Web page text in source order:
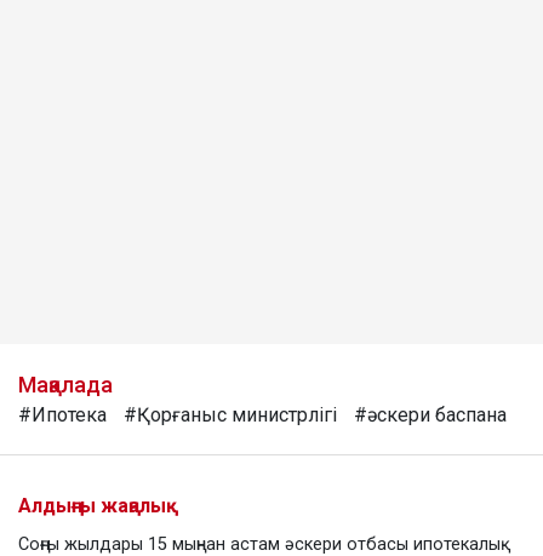
Мақалада
#Ипотека #Қорғаныс министрлігі #әскери баспана
Алдыңғы жаңалық
Соңғы жылдары 15 мыңнан астам әскери отбасы ипотекалық